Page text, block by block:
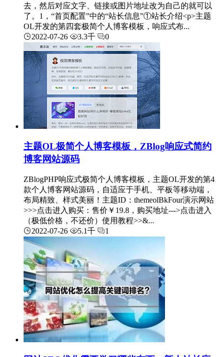
去，然后对应文字、链接或图片地址改为自己的就可以
了。1，“首页配置”中的“站长信息”①站长介绍<p>主题
OL开发的第四套极简个人博客模板，响应式布...
2022-07-26
3.3千 0
主题OL极简个人博客模板，ZBlog响应式简约
博客网站源码
ZBlogPHP响应式极简个人博客模板，主题OL开发的第4
款个人博客网站源码，自适应于手机、平板等移动端，
布局精致、样式美丽！主题ID：themeolBkFour演示网站
>>>点击进入购买：售价￥19.8，购买地址--->点击进入
（极低价格，不还价）使用教程>>&...
2022-07-26
5.1千 1